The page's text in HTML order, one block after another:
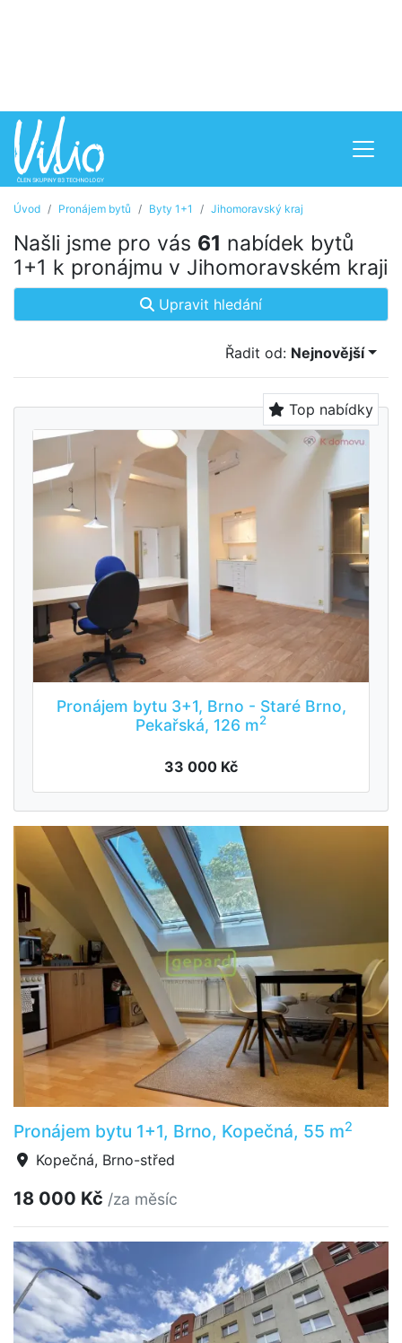
Úvod Pronájem bytů Byty 1+1 Jihomoravský kraj
Našli jsme pro vás 61 nabídek bytů
1+1 k pronájmu v Jihomoravském kraji
Upravit hledání
Řadit od: Nejnovější
Top nabídky
Pronájem bytu 3+1, Brno - Staré Brno,
Pekařská, 126 m2
33 000 Kč
Pronájem bytu 1+1, Brno, Kopečná, 55 m2
Kopečná, Brno-střed
18 000 Kč /za měsíc